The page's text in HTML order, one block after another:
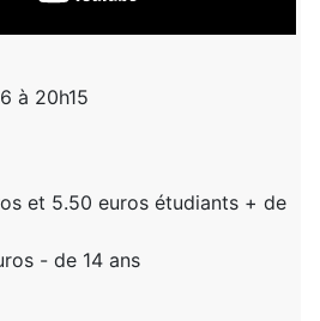
à 20h15
et 5.50 euros étudiants + de
- de 14 ans